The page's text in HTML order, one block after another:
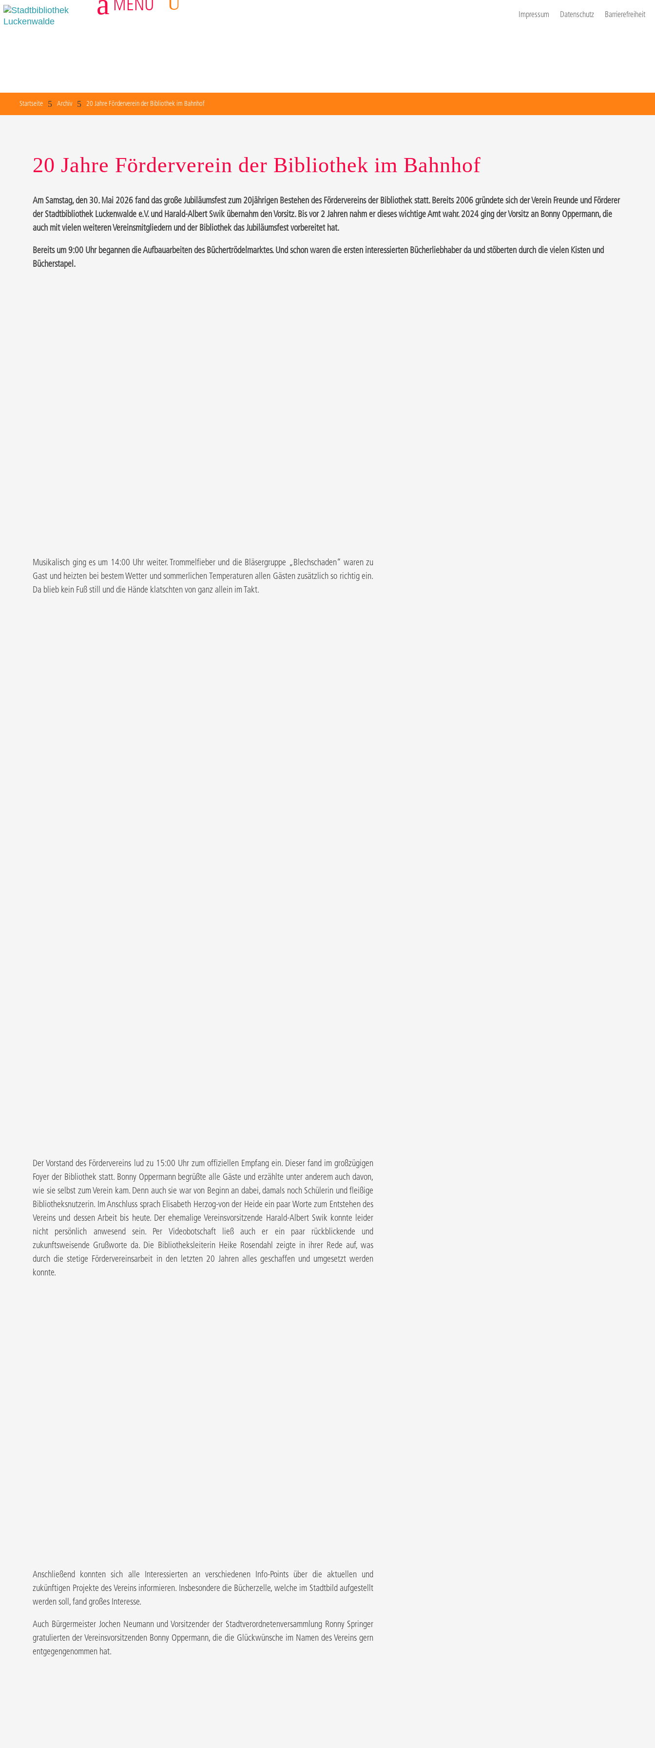
Impressum Datenschutz Barrierefreiheit
MENU
Startseite 5 Archiv 5 20 Jahre Förderverein der Bibliothek im Bahnhof
20 Jahre Förderverein der Bibliothek im Bahnhof
Am Samstag, den 30. Mai 2026 fand das große Jubiläumsfest zum 20jährigen Bestehen des Fördervereins der Bibliothek statt. Bereits 2006 gründete sich der Verein Freunde und Förderer
der Stadtbibliothek Luckenwalde e.V. und Harald-Albert Swik übernahm den Vorsitz. Bis vor 2 Jahren nahm er dieses wichtige Amt wahr. 2024 ging der Vorsitz an Bonny Oppermann, die
auch mit vielen weiteren Vereinsmitgliedern und der Bibliothek das Jubiläumsfest vorbereitet hat.
Bereits um 9:00 Uhr begannen die Aufbauarbeiten des Büchertrödelmarktes. Und schon waren die ersten interessierten Bücherliebhaber da und stöberten durch die vielen Kisten und
Bücherstapel.
Musikalisch ging es um 14:00 Uhr weiter. Trommelfieber und die Bläsergruppe „Blechschaden“ waren zu
Gast und heizten bei bestem Wetter und sommerlichen Temperaturen allen Gästen zusätzlich so richtig ein.
Da blieb kein Fuß still und die Hände klatschten von ganz allein im Takt.
Der Vorstand des Fördervereins lud zu 15:00 Uhr zum offiziellen Empfang ein. Dieser fand im großzügigen
Foyer der Bibliothek statt. Bonny Oppermann begrüßte alle Gäste und erzählte unter anderem auch davon,
wie sie selbst zum Verein kam. Denn auch sie war von Beginn an dabei, damals noch Schülerin und fleißige
Bibliotheksnutzerin. Im Anschluss sprach Elisabeth Herzog-von der Heide ein paar Worte zum Entstehen des
Vereins und dessen Arbeit bis heute. Der ehemalige Vereinsvorsitzende Harald­­-Albert Swik konnte leider
nicht persönlich anwesend sein. Per Videobotschaft ließ auch er ein paar rückblickende und
zukunftsweisende Grußworte da. Die Bibliotheksleiterin Heike Rosendahl zeigte in ihrer Rede auf, was
durch die stetige Fördervereinsarbeit in den letzten 20 Jahren alles geschaffen und umgesetzt werden
konnte.
Anschließend konnten sich alle Interessierten an verschiedenen Info-Points über die aktuellen und
zukünftigen Projekte des Vereins informieren. Insbesondere die Bücherzelle, welche im Stadtbild aufgestellt
werden soll, fand großes Interesse.
Auch Bürgermeister Jochen Neumann und Vorsitzender der Stadtverordnetenversammlung Ronny Springer
gratulierten der Vereinsvorsitzenden Bonny Oppermann, die die Glückwünsche im Namen des Vereins gern
entgegengenommen hat.